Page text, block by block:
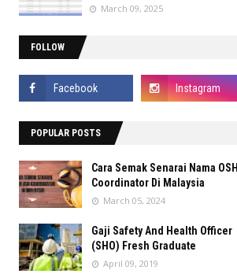
March 09, 2025
FOLLOW
POPULAR POSTS
Cara Semak Senarai Nama OSH
Coordinator Di Malaysia
March 05, 2024
Gaji Safety And Health Officer
(SHO) Fresh Graduate
April 09, 2019